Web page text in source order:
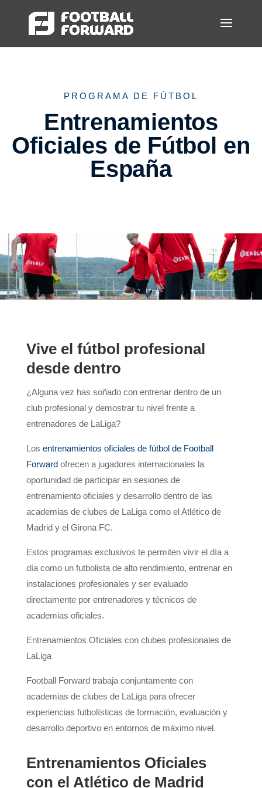
PROGRAMA DE FÚTBOL
Entrenamientos
Oficiales de Fútbol en
España
Vive el fútbol profesional
desde dentro
¿Alguna vez has soñado con entrenar dentro de un
club profesional y demostrar tu nivel frente a
entrenadores de LaLiga?
Los entrenamientos oficiales de fútbol de Football
Forwardofrecen a jugadores internacionales la
oportunidad de participar en sesiones de
entrenamiento oficiales y desarrollo dentro de las
academias de clubes de LaLiga como el Atlético de
Madrid y el Girona FC.
Estos programas exclusivos te permiten vivir el día a
día como un futbolista de alto rendimiento, entrenar en
instalaciones profesionales y ser evaluado
directamente por entrenadores y técnicos de
academias oficiales.
Entrenamientos Oficiales con clubes profesionales de
LaLiga
Football Forward trabaja conjuntamente con
academias de clubes de LaLiga para ofrecer
experiencias futbolísticas de formación, evaluación y
desarrollo deportivo en entornos de máximo nivel.
Entrenamientos Oficiales
con el Atlético de Madrid